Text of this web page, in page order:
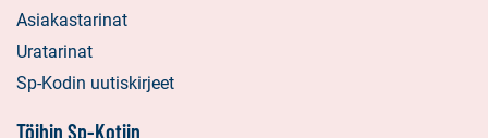
Asiakastarinat
Uratarinat
Sp-Kodin uutiskirjeet
Töihin Sp-Kotiin